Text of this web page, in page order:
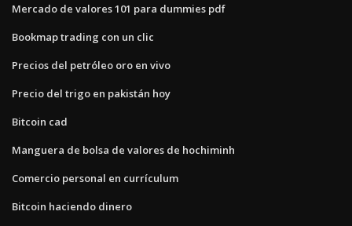
Mercado de valores 101 para dummies pdf
Bookmap trading con un clic
Precios del petróleo oro en vivo
Precio del trigo en pakistán hoy
Bitcoin cad
Manguera de bolsa de valores de hochiminh
Comercio personal en currículum
Bitcoin haciendo dinero